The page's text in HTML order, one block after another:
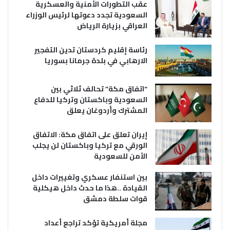
عقب التطورات الأمنية والعسكرية
السعودية تجدد دعوتها لرئيس الوزراء
العراقي بزيارة الرياض
رئاسة إقليم كردستان تدين التفجير
الارهابي في بلدة جرمانا بسوريا
“اتفاق مكة” تحالف ثلاثي بين
السعودية وباكستان وتركيا للدفاع
المشترك وأردوغان يعلق
إيران تعلق على اتفاق مكة: الاتفاق
الورقي مع تركيا وباكستان لن يجلب
الأمن للسعودية
بين استنفار عسكري وتغييرات داخل
القيادة ..هذا ما حدث داخل هيكلية
قوات سلطة دمشق
مجلة أمريكية تؤكد تراجع أعداد